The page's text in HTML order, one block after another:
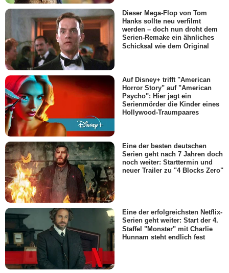
Dieser Mega-Flop von Tom
Hanks sollte neu verfilmt
werden – doch nun droht dem
Serien-Remake ein ähnliches
Schicksal wie dem Original
Auf Disney+ trifft "American
Horror Story" auf "American
Psycho": Hier jagt ein
Serienmörder die Kinder eines
Hollywood-Traumpaares
Eine der besten deutschen
Serien geht nach 7 Jahren doch
noch weiter: Starttermin und
neuer Trailer zu "4 Blocks Zero"
Eine der erfolgreichsten Netflix-
Serien geht weiter: Start der 4.
Staffel "Monster" mit Charlie
Hunnam steht endlich fest